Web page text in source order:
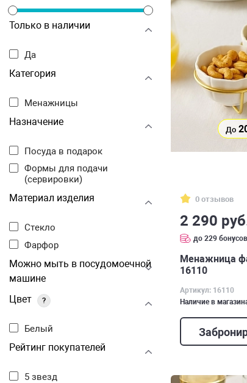
Только в наличии
Да
Категория
Менажницы
Назначение
Посуда в подарок
Формы для подачи
(сервировки)
Материал изделия
Стекло
Фарфор
Можно мыть в посудомоечной
машине
Цвет
?
Белый
Рейтинг покупателей
5 звезд
До
0 отзывов
2 290
до 229
Менажница
16110
Артикул: 16110
Наличие в